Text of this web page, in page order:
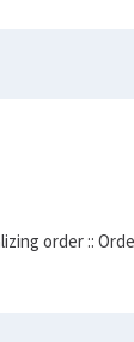
order ::